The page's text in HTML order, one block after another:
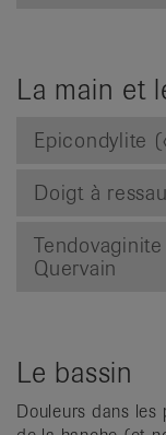
La main et
Epicondylite
Doigt à
Quervain
Le bassin
Douleurs dans les